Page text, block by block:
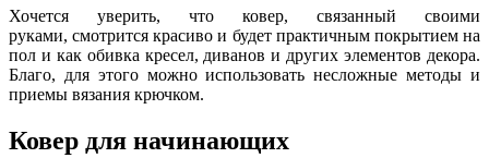
Хочется уверить, что ковер, связанный своими
руками, смотрится красиво и будет практичным покрытием на
пол и как обивка кресел, диванов и других элементов декора.
Благо, для этого можно использовать несложные методы и
приемы вязания крючком.
Ковер для начинающих